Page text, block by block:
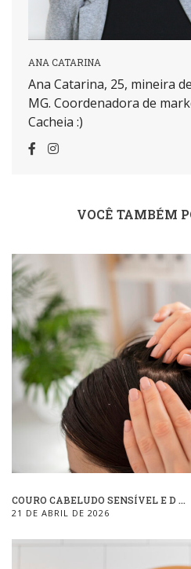
ANA CATARINA
Ana Catarina, 25, mineira
MG. Coordenadora de
Cacheia :)
VOCÊ TAMBÉM
COURO CABELUDO SENSÍVEL E D ...
21 DE ABRIL DE 2026